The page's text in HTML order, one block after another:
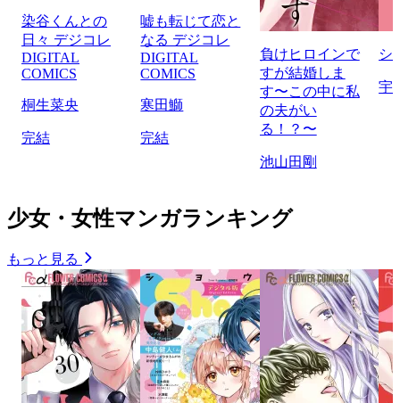
染谷くんとの
日々 デジコレ
DIGITAL
COMICS
桐生菜央
完結
嘘も転じて恋と
なる デジコレ
DIGITAL
COMICS
寒田鰤
完結
負けヒロインで
すが結婚しま
す〜この中に私
の夫がい
る！？〜
池山田剛
シ
宇
少女・女性マンガランキング
もっと見る